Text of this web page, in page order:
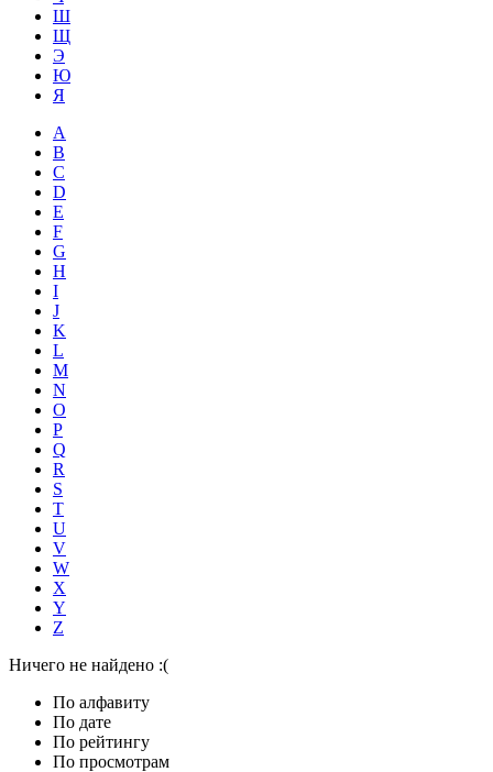
Ш
Щ
Э
Ю
Я
A
B
C
D
E
F
G
H
I
J
K
L
M
N
O
P
Q
R
S
T
U
V
W
X
Y
Z
Ничего не найдено :(
По алфавиту
По дате
По рейтингу
По просмотрам